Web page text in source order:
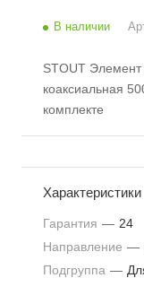
В наличии
STOUT
коаксиальная
комплекте
Характеристики
Гарантия — 24
Направление —
Подгруппа —